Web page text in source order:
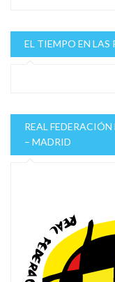
EL TIEMPO EN LAS
REAL
– MADRID